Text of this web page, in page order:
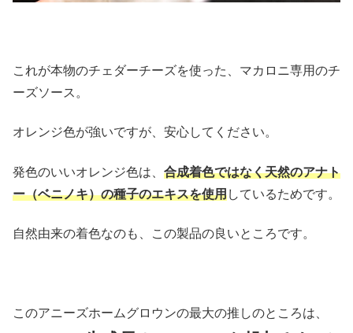
これが本物のチェダーチーズを使った、マカロニ専用のチ
ーズソース。
オレンジ色が強いですが、安心してください。
発色のいいオレンジ色は、 合成着色ではなく天然のアナト
ー（ベニノキ）の種子のエキスを使用しているためです。
自然由来の着色なのも、この製品の良いところです。
このアニーズホームグロウンの最大の推しのところは、